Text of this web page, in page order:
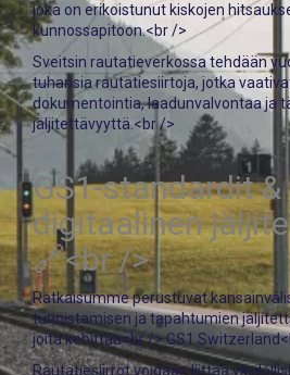
joka on erikoistunut kiskojen
kunnossapitoon.<br />
Sveitsin rautatieverkossa tehdään
tuhansia rautatiesiirtoja, jotka
dokumentointia, laadunvalvontaa ja
jäljitettävyyttä.<br />
GS1-standardit &
digitaalinen
🔗<br />
Ratkaisumme perustuvat
tunnistamisen ja tapahtumien
joita kehittää<br />GS1
Rautatiesiirrot voidaan liittää